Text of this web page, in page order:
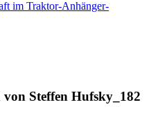
Steffen Hufsky_182